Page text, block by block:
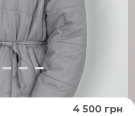
4 500 грн